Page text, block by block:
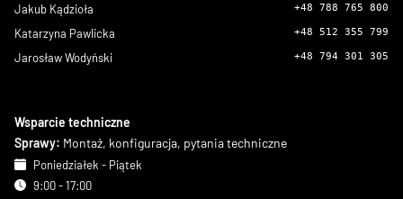
Jakub Kądzioła +48 788 765 800
Katarzyna Pawlicka +48 512 355 799
Jarosław Wodyński +48 794 301 305
Wsparcie techniczne
Sprawy: Montaż, konfiguracja, pytania techniczne
Poniedziałek - Piątek
9:00 - 17:00